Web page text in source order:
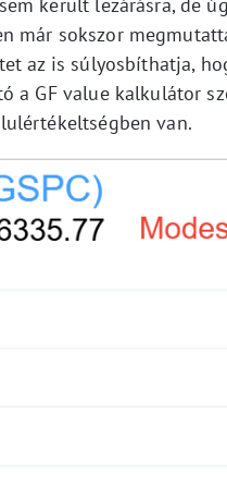
már sokszor
az is súlyosbíthatja,
a GF value kalkulátor
van.